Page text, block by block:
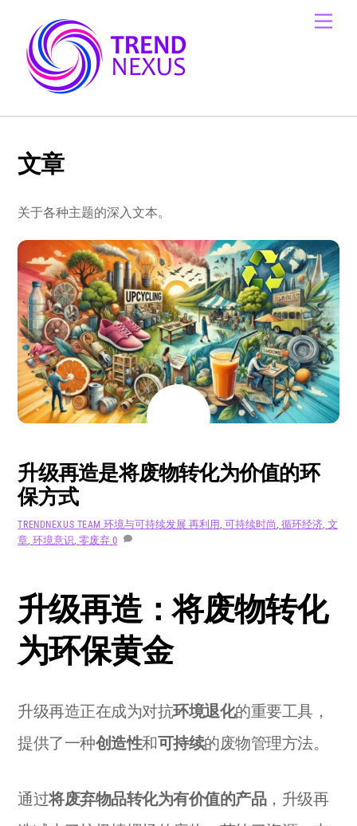
content
文章
关于各种主题的深入文本。
升级再造是将废物转化为价值的环
保方式
TRENDNEXUS TEAM 环境与可持续发展 再利用,可持续时尚,循环经济,文
章,环境意识,零废弃 0
升级再造：将废物转化
为环保黄金
升级再造正在成为对抗环境退化的重要工具，
提供了一种创造性和可持续的废物管理方法。
通过将废弃物品转化为有价值的产品，升级再